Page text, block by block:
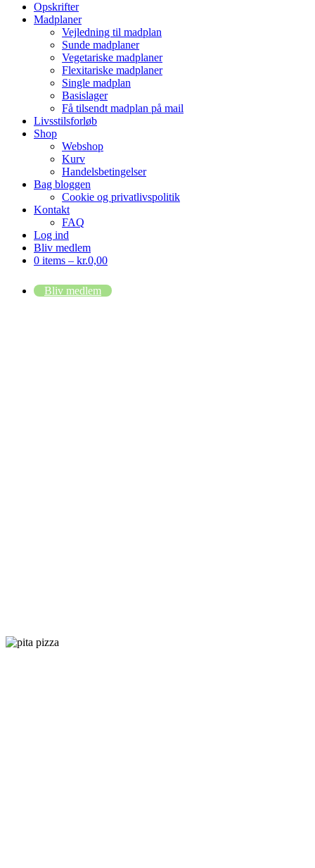
Opskrifter
Madplaner
Vejledning til madplan
Sunde madplaner
Vegetariske madplaner
Flexitariske madplaner
Single madplan
Basislager
Få tilsendt madplan på mail
Livsstilsforløb
Shop
Webshop
Kurv
Handelsbetingelser
Bag bloggen
Cookie og privatlivspolitik
Kontakt
FAQ
Log ind
Bliv medlem
0 items – kr.0,00
Bliv medlem